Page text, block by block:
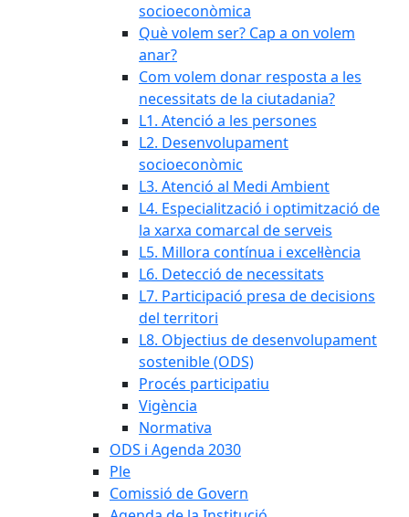
socioeconòmica
Què volem ser? Cap a on volem
anar?
Com volem donar resposta a les
necessitats de la ciutadania?
L1. Atenció a les persones
L2. Desenvolupament
socioeconòmic
L3. Atenció al Medi Ambient
L4. Especialització i optimització de
la xarxa comarcal de serveis
L5. Millora contínua i excel·lència
L6. Detecció de necessitats
L7. Participació presa de decisions
del territori
L8. Objectius de desenvolupament
sostenible (ODS)
Procés participatiu
Vigència
Normativa
ODS i Agenda 2030
Ple
Comissió de Govern